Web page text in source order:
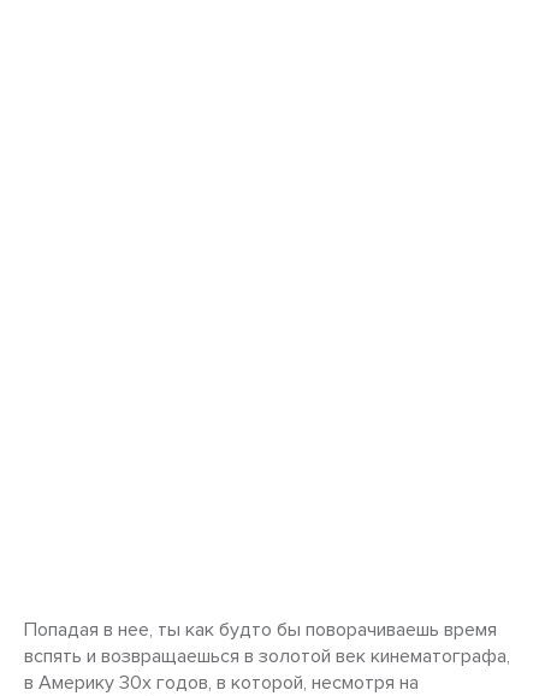
Попадая в нее, ты как будто бы поворачиваешь время
вспять и возвращаешься в золотой век кинематографа,
в Америку 30х годов, в которой, несмотря на